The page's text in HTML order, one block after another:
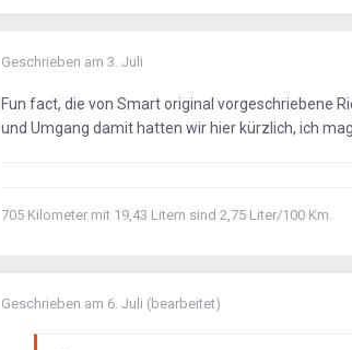
Geschrieben am 3. Juli
Fun fact, die von Smart original vorgeschriebene
und Umgang damit hatten wir hier kürzlich, ich
705 Kilometer mit 19,43 Litern sind 2,75 Liter/100 Km.
Geschrieben am 6. Juli (bearbeitet)